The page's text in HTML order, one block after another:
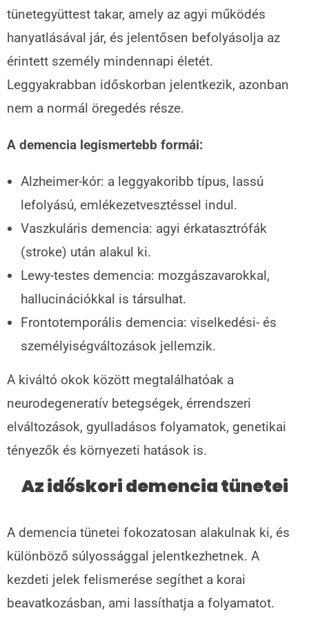
tünetegyüttest takar, amely az agyi működés
hanyatlásával jár, és jelentősen befolyásolja az
érintett személy mindennapi életét.
Leggyakrabban időskorban jelentkezik, azonban
nem a normál öregedés része.
A demencia legismertebb formái:
Alzheimer-kór: a leggyakoribb típus, lassú
lefolyású, emlékezetvesztéssel indul.
Vaszkuláris demencia: agyi érkatasztrófák
(stroke) után alakul ki.
Lewy-testes demencia: mozgászavarokkal,
hallucinációkkal is társulhat.
Frontotemporális demencia: viselkedési- és
személyiségváltozások jellemzik.
A kiváltó okok között megtalálhatóak a
neurodegeneratív betegségek, érrendszeri
elváltozások, gyulladásos folyamatok, genetikai
tényezők és környezeti hatások is.
Az időskori demencia tünetei
A demencia tünetei fokozatosan alakulnak ki, és
különböző súlyossággal jelentkezhetnek. A
kezdeti jelek felismerése segíthet a korai
beavatkozásban, ami lassíthatja a folyamatot.